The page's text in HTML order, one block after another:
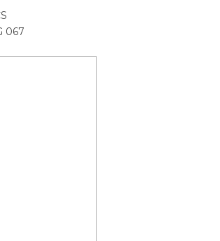
067